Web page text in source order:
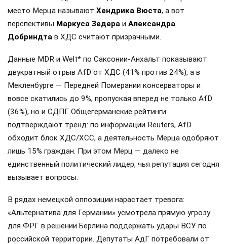
место Мерца называют Хендрика Вюста, а вот
перспективы Маркуса Зедера и Александра
Добриндта в ХДС считают призрачными.
Данные MDR и Welt* по Саксонии-Анхальт показывают
двукратный отрыв AfD от ХДС (41% против 24%), а в
Мекленбурге — Передней Померании консерваторы и
вовсе скатились до 9%, пропуская вперед не только AfD
(36%), но и СДПГ. Общегерманские рейтинги
подтверждают тренд: по информации Reuters, AfD
обходит блок ХДС/ХСС, а деятельность Мерца одобряют
лишь 15% граждан. При этом Мерц — далеко не
единственный политический лидер, чья репутация сегодня
вызывает вопросы.
В рядах немецкой оппозиции нарастает тревога:
«Альтернатива для Германии» усмотрела прямую угрозу
для ФРГ в решении Берлина поддержать удары ВСУ по
российской территории. Депутаты АдГ потребовали от